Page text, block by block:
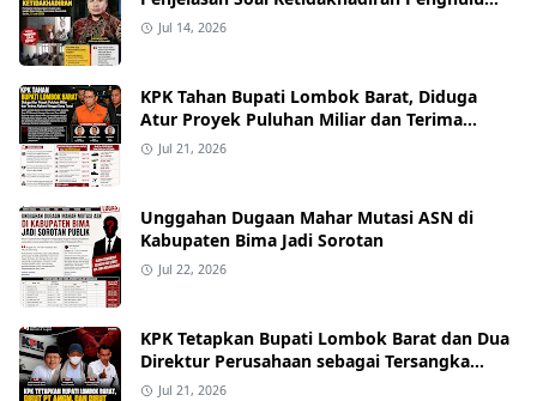
pada Akad Nikah Mualaf
Jul 14, 2026
KPK Tahan Bupati Lombok Barat, Diduga
Atur Proyek Puluhan Miliar dan Terima
Alphard hingga Uang Tunai
Jul 21, 2026
Unggahan Dugaan Mahar Mutasi ASN di
Kabupaten Bima Jadi Sorotan
Jul 22, 2026
KPK Tetapkan Bupati Lombok Barat dan Dua
Direktur Perusahaan sebagai Tersangka
Dugaan Suap Proyek
Jul 21, 2026